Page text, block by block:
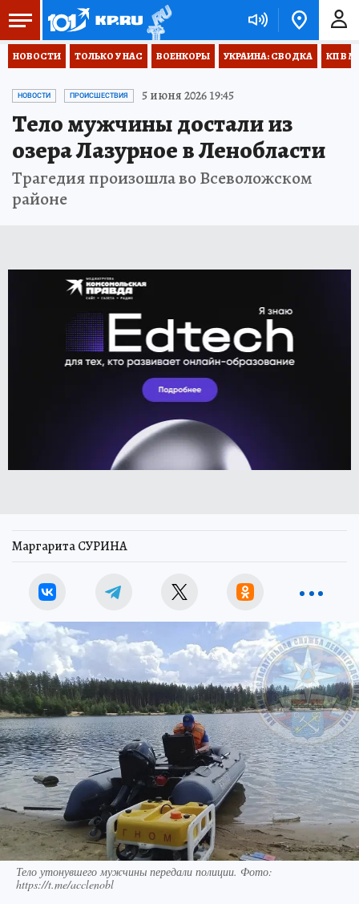
НОВОСТИ ТОЛЬКО У НАС ВОЕНКОРЫ УКРАИНА: СВОДКА КП В
НОВОСТИ ПРОИСШЕСТВИЯ 5 июня 2026 19:45
Тело мужчины достали из
озера Лазурное в Ленобласти
Трагедия произошла во Всеволожском
районе
Маргарита СУРИНА
Тело утонувшего мужчины передали полиции. Фото:
https://t.me/acclenobl